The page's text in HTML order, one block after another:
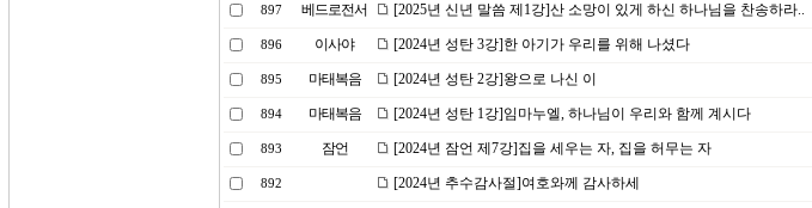
897 베드로전서 [2025년 신년 말씀 제1강]산 소망이 있게 하신 하나님을 찬송하라..
896 이사야 [2024년 성탄 3강]한 아기가 우리를 위해 나셨다
895 마태복음 [2024년 성탄 2강]왕으로 나신 이
894 마태복음 [2024년 성탄 1강]임마누엘, 하나님이 우리와 함께 계시다
893 잠언 [2024년 잠언 제7강]집을 세우는 자, 집을 허무는 자
892 [2024년 추수감사절]여호와께 감사하세